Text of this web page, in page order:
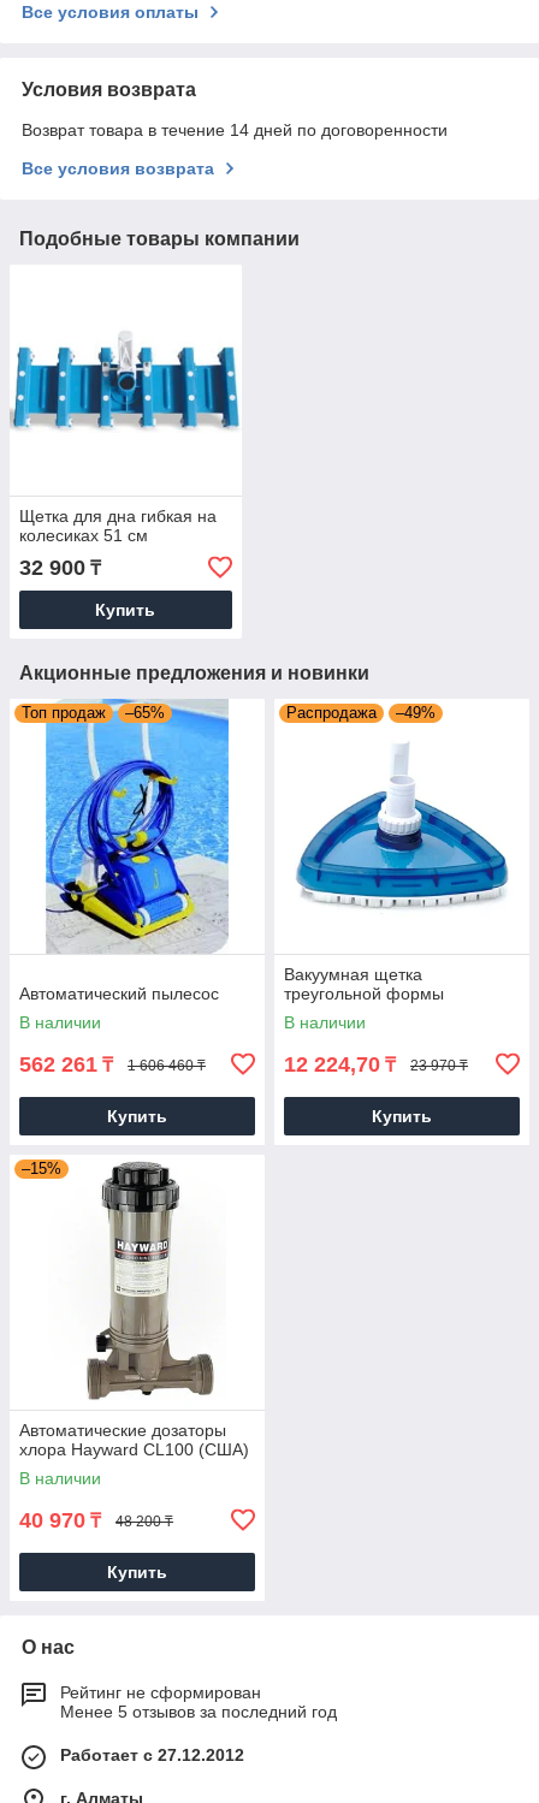
Все условия оплаты
Условия возврата
Возврат товара в течение 14 дней по договоренности
Все условия возврата
Подобные товары компании
Щетка для дна гибкая на
колесиках 51 см
32 900 ₸
Купить
Акционные предложения и новинки
Топ продаж –65%
Автоматический пылесос
В наличии
562 261 ₸ 1 606 460 ₸
Купить
Распродажа –49%
Вакуумная щетка
треугольной формы
В наличии
12 224,70 ₸ 23 970 ₸
Купить
–15%
Автоматические дозаторы
хлора Hayward CL100 (США)
В наличии
40 970 ₸ 48 200 ₸
Купить
О нас
Рейтинг не сформирован
Менее 5 отзывов за последний год
Работает с 27.12.2012
г. Алматы